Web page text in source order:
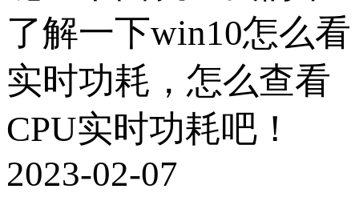
了解一下win10怎么看
实时功耗，怎么查看
CPU实时功耗吧！
2023-02-07